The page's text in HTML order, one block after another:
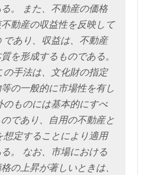
。 また、不動産の価格
動産の収益性を反映して
であり、収益は、不動産
を形成するものである。
の手法は、文化財の指定
の一般的に市場性を有し
のものには基本的にすべ
であり、自用の不動産と
想定することにより適用
。 なお、市場における
の上昇が著しいときは、